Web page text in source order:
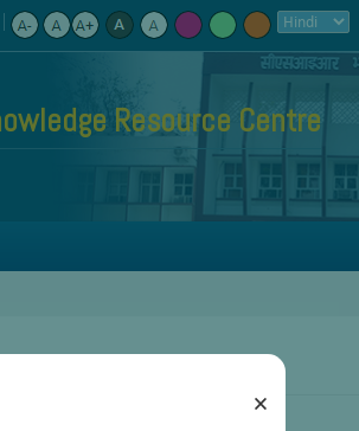
×
Resource Centre